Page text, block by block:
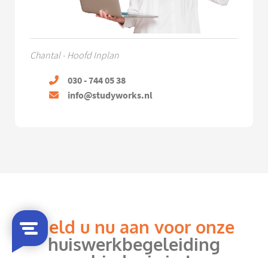
Chantal - Hoofd Inplan
030 - 744 05 38
info@studyworks.nl
Meld u nu aan voor onze
huiswerkbegeleiding